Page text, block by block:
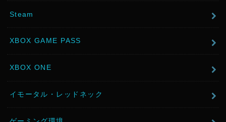
Steam
XBOX GAME PASS
XBOX ONE
イモータル・レッドネック